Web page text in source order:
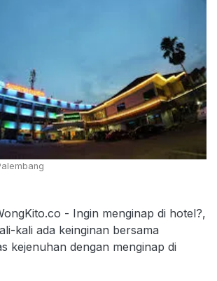
- Ingin menginap di hotel?,
kali ada keinginan bersama
kejenuhan dengan menginap di